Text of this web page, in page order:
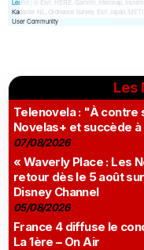
Les
Telenovela : "À
Novelas+ et succède
07/08/2026
« Waverly Place : Les
retour dès le 5 août
Disney Channel
05/08/2026
France 4 diffuse le
La 1ère – On Air